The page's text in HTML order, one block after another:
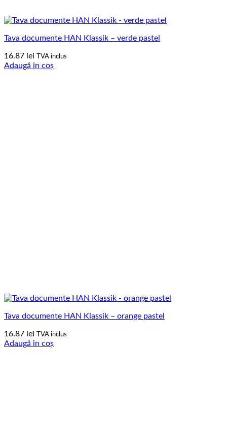
Tava documente HAN Klassik – verde pastel
16.87 lei TVA inclus
Adaugă în coș
Tava documente HAN Klassik – orange pastel
16.87 lei TVA inclus
Adaugă în coș